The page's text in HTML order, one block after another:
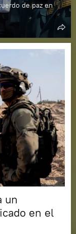
de paz en
un
en el